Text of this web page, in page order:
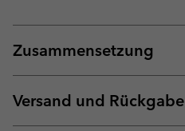
Zusammensetzung
Versand und Rückgabe